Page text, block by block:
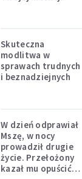
Skuteczna
modlitwa w
sprawach trudnych
i beznadziejnych
W dzień odprawiał
Mszę, w nocy
prowadził drugie
życie. Przełożony
kazał mu opuścić